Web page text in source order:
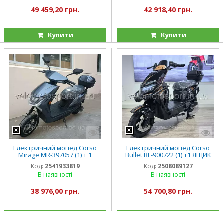
49 459,20 грн.
Купити
42 918,40 грн.
Купити
Електричний мопед Corso
Mirage MR-397057 (1) + 1
ЯЩИК АКУМ, двигун 1000W,
акумулятор 72V/20Ah, в
коробці
Код: 2541933819
В наявності
38 976,00 грн.
Електричний мопед Corso
Bullet BL-900722 (1) +1 ЯЩИК
АКУМ., двигун 2000W,
акумулятор 72V/38Ah
Код: 2508089127
В наявності
54 700,80 грн.